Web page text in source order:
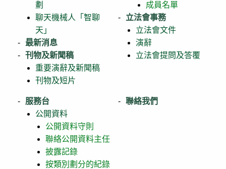
劃
聊天機械人「智聊
天」
最新消息
刊物及新聞稿
重要演辭及新聞稿
刊物及短片
成員名單
立法會事務
立法會文件
演辭
立法會提問及答覆
服務台
公開資料
公開資料守則
聯絡公開資料主任
披露記錄
按類別劃分的紀錄
聯絡我們